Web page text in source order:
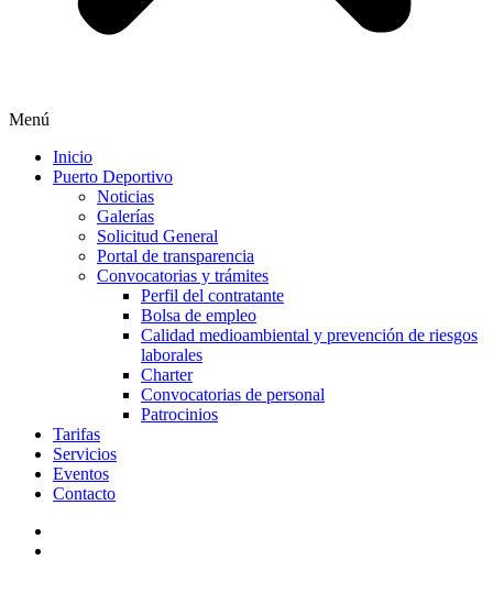
Menú
Inicio
Puerto Deportivo
Noticias
Galerías
Solicitud General
Portal de transparencia
Convocatorias y trámites
Perfil del contratante
Bolsa de empleo
Calidad medioambiental y prevención de riesgos
laborales
Charter
Convocatorias de personal
Patrocinios
Tarifas
Servicios
Eventos
Contacto